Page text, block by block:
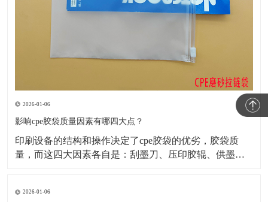
2026-01-06
影响cpe胶袋质量因素有哪四大点？
​印刷设备的结构和操作决定了cpe胶袋的优劣，胶袋质
量，而这四大因素各自是：刮墨刀、压印胶辊、供墨系
要的墨刮干净，不出現挂脏、跑墨(跑色)、刀线，就务必
2026-01-06